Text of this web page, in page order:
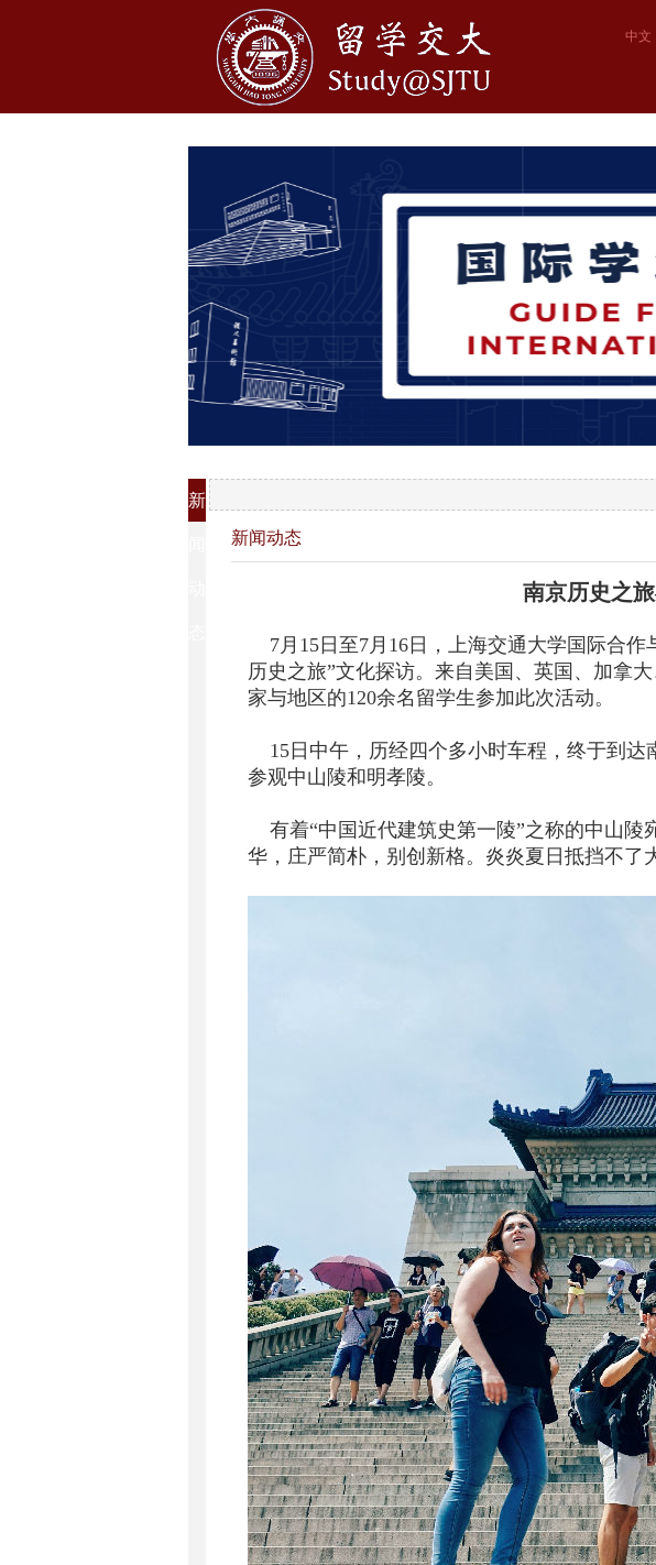
中文
新
新闻动态
南京历史之
7月15日至7月16日，上海交通大学国际合作
历史之旅”文化探访。来自美国、英国、加拿
家与地区的120余名留学生参加此次活动。
15日中午，历经四个多小时车程，终于到达
参观中山陵和明孝陵。
有着“中国近代建筑史第一陵”之称的中山陵
华，庄严简朴，别创新格。炎炎夏日抵挡不了